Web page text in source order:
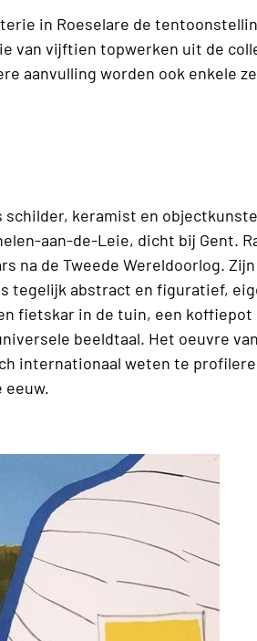
in Roeselare de
van vijftien topwerken uit de
aanvulling worden ook enkele
schilder, keramist en
aan-de-Leie, dicht bij Gent.
na de Tweede Wereldoorlog.
tegelijk abstract en figuratief,
fietskar in de tuin, een koffiepot
beeldtaal. Het oeuvre
internationaal weten te
eeuw.